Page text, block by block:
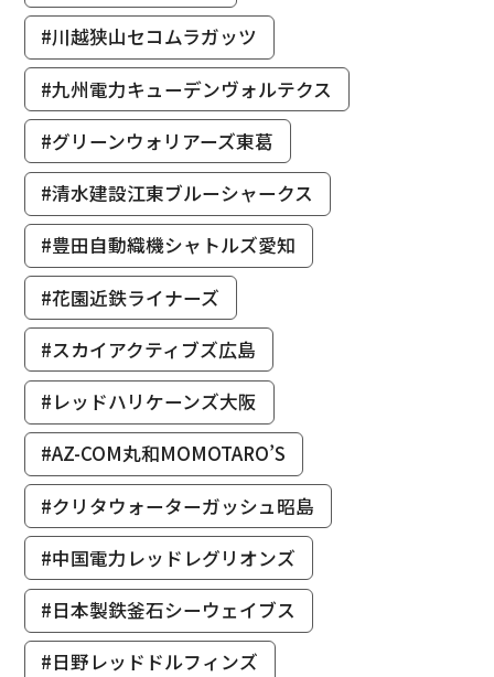
#川越狭山セコムラガッツ
#九州電力キューデンヴォルテクス
#グリーンウォリアーズ東葛
#清水建設江東ブルーシャークス
#豊田自動織機シャトルズ愛知
#花園近鉄ライナーズ
#スカイアクティブズ広島
#レッドハリケーンズ大阪
#AZ-COM丸和MOMOTARO’S
#クリタウォーターガッシュ昭島
#中国電力レッドレグリオンズ
#日本製鉄釜石シーウェイブス
#日野レッドドルフィンズ